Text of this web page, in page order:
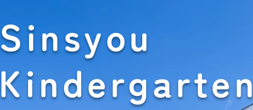
Sinsyou
Kindergarten